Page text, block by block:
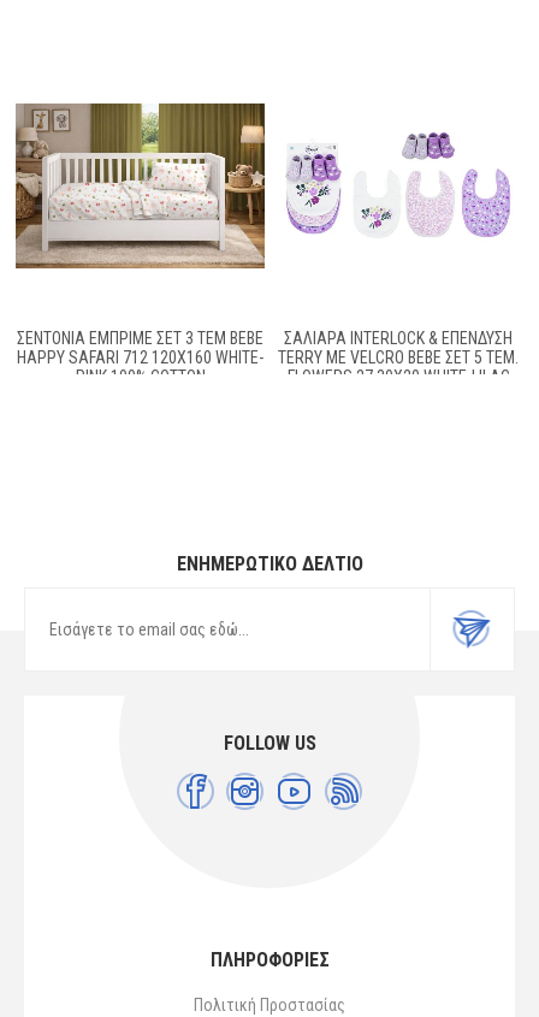
ΣΕΝΤΌΝΙΑ ΕΜΠΡΙΜΈ ΣΕΤ 3 ΤΕΜ BEBE
HAPPY SAFARI 712 120X160 WHITE-
PINK 100% COTTON
ΣΑΛΙΆΡΑ INTERLOCK & ΕΠΈΝΔΥΣΗ
TERRY ΜΕ VELCRO BEBE ΣΕΤ 5 ΤΕΜ.
FLOWERS 27 30X20 WHITE-LILAC
ΕΝΗΜΕΡΩΤΙΚΌ ΔΕΛΤΊΟ
FOLLOW US
ΠΛΗΡΟΦΟΡΙΕΣ
Πολιτική Προστασίας